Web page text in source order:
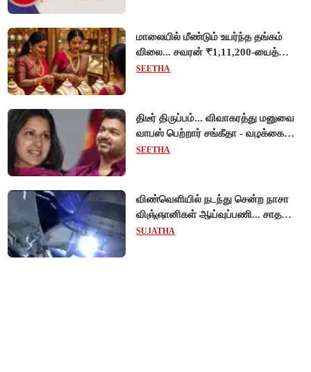
மாலையில் மீண்டும் உயர்ந்த தங்கம்
விலை... சவரன் ₹1,11,200-யைத்
தொட்டது!
SEETHA
திடீர் திருப்பம்... விவாகரத்து மனுவை
வாபஸ் பெற்றார் சங்கீதா - வழக்கை
முடித்து வைத்தது செங்கல்பட்டு
SEETHA
விண்வெளியில் நடந்து சென்ற நாசா
விஞ்ஞானிகள் ஆய்வுப்பணி... சாதனை
!
SUJATHA